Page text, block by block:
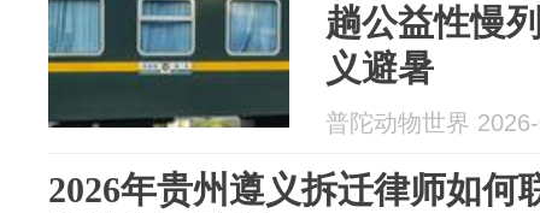
趟公益性慢
义避暑
普陀动物世界
2026年贵州遵义拆迁律师如何